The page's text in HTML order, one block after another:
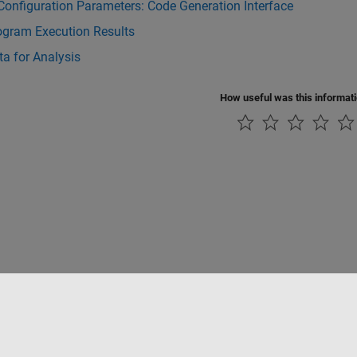
Parameters: Code Generation Interface
Execution Results
for Analysis
How useful was this